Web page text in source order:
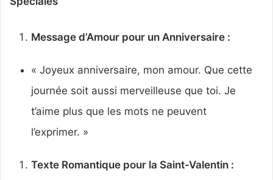
Message d’Amour pour un Anniversaire :
« Joyeux anniversaire, mon amour. Que cette
journée soit aussi merveilleuse que toi. Je
t’aime plus que les mots ne peuvent
l’exprimer. »
Texte Romantique pour la Saint-Valentin :